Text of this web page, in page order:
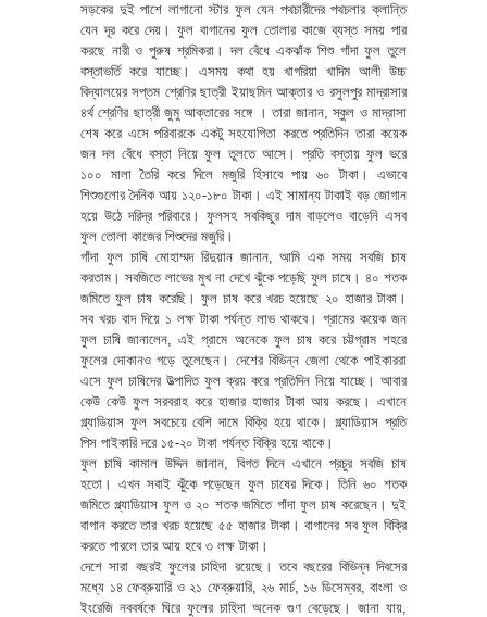
সড়কের দুই পাশে লাগানো স্টার ফুল যেন পথচারীদের পথচলার ক্লান্তি
যেন দূর করে দেয়। ফুল বাগানের ফুল তোলার কাজে ব্যস্ত সময় পার
করছে নারী ও পুরুষ শ্রমিকরা। দল বেঁধে একঝাঁক শিশু গাঁদা ফুল তুলে
বস্তাভর্তি করে যাচ্ছে। এসময় কথা হয় খাগরিয়া খাদিম আলী উচ্চ
বিদ্যালয়ের সপ্তম শ্রেণির ছাত্রী ইয়াছমিন আক্তার ও রসুলপুর মাদ্রাসার
৪র্থ শ্রেণির ছাত্রী জুমু আক্তারের সঙ্গে । তারা জানান, স্কুল ও মাদ্রাসা
শেষ করে এসে পরিবারকে একটু সহযোগিতা করতে প্রতিদিন তারা কয়েক
জন দল বেঁধে বস্তা নিয়ে ফুল তুলতে আসে। প্রতি বস্তায় ফুল ভরে
১০০ মালা তৈরি করে দিলে মজুরি হিসাবে পায় ৬০ টাকা। এভাবে
শিশুগুলোর দৈনিক আয় ১২০-১৮০ টাকা। এই সামান্য টাকাই বড় জোগান
হয়ে উঠে দরিদ্র পরিবারে। ফুলসহ সবকিছুর দাম বাড়লেও বাড়েনি এসব
ফুল তোলা কাজের শিশুদের মজুরি।
গাঁদা ফুল চাষি মোহাম্মদ রিদুয়ান জানান, আমি এক সময় সবজি চাষ
করতাম। সবজিতে লাভের মুখ না দেখে ঝুঁকে পড়েছি ফুল চাষে। ৪০ শতক
জমিতে ফুল চাষ করেছি। ফুল চাষ করে খরচ হয়েছে ২০ হাজার টাকা।
সব খরচ বাদ দিয়ে ১ লক্ষ টাকা পর্যন্ত লাভ থাকবে। গ্রামের কয়েক জন
ফুল চাষি জানালেন, এই গ্রামে অনেকে ফুল চাষ করে চট্টগ্রাম শহরে
ফুলের দোকানও গড়ে তুলেছেন। দেশের বিভিন্ন জেলা থেকে পাইকাররা
এসে ফুল চাষিদের উত্পাদিত ফুল ক্রয় করে প্রতিদিন নিয়ে যাচ্ছে। আবার
কেউ কেউ ফুল সরবরাহ করে হাজার হাজার টাকা আয় করছে। এখানে
গ্ল্যাডিয়াস ফুল সবচেয়ে বেশি দামে বিক্রি হয়ে থাকে। গ্ল্যাডিয়াস প্রতি
পিস পাইকারি দরে ১৫-২০ টাকা পর্যন্ত বিক্রি হয়ে থাকে।
ফুল চাষি কামাল উদ্দিন জানান, বিগত দিনে এখানে প্রচুর সবজি চাষ
হতো। এখন সবাই ঝুঁকে পড়েছেন ফুল চাষের দিকে। তিনি ৬০ শতক
জমিতে গ্ল্যাডিয়াস ফুল ও ২০ শতক জমিতে গাঁদা ফুল চাষ করেছেন। দুই
বাগান করতে তার খরচ হয়েছে ৫৫ হাজার টাকা। বাগানের সব ফুল বিক্রি
করতে পারলে তার আয় হবে ৩ লক্ষ টাকা।
দেশে সারা বছরই ফুলের চাহিদা রয়েছে। তবে বছরের বিভিন্ন দিবসের
মধ্যে ১৪ ফেব্রুয়ারি ও ২১ ফেব্রুয়ারি, ২৬ মার্চ, ১৬ ডিসেম্বর, বাংলা ও
ইংরেজি নববর্ষকে ঘিরে ফুলের চাহিদা অনেক গুণ বেড়েছে। জানা যায়,